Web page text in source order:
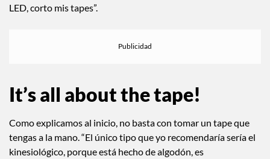
LED, corto mis tapes”.
It’s all about the tape!
Como explicamos al inicio, no basta con tomar un tape que
tengas a la mano. “El único tipo que yo recomendaría sería el
kinesiológico, porque está hecho de algodón, es